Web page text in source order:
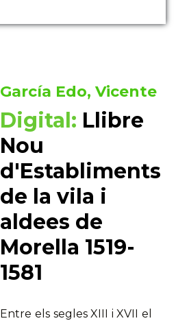
García Edo, Vicente
Digital: Llibre
Nou
d'Establiments
de la vila i
aldees de
Morella 1519-
1581
Entre els segles XIII i XVII el